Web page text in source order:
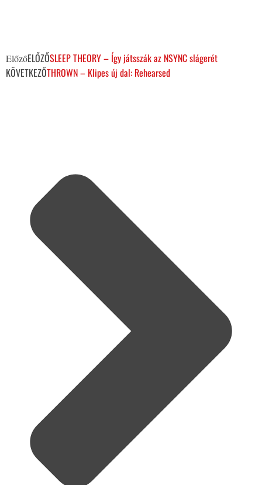
ElőzőELŐZŐSLEEP THEORY – Így játsszák az NSYNC slágerét
KÖVETKEZŐTHROWN – Klipes új dal: Rehearsed